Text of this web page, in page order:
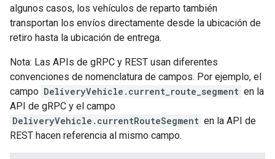
algunos casos, los vehículos de reparto también
transportan los envíos directamente desde la ubicación de
retiro hasta la ubicación de entrega.
Nota: Las APIs de gRPC y REST usan diferentes
convenciones de nomenclatura de campos. Por ejemplo, el
campo DeliveryVehicle.current_route_segment en la
API de gRPC y el campo
DeliveryVehicle.currentRouteSegment en la API de
REST hacen referencia al mismo campo.